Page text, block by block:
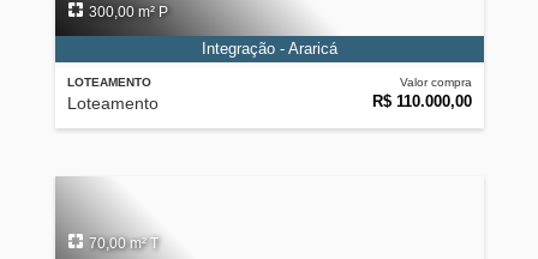
LOTEAMENTO
Loteamento
Valor compra
R$ 110.000,00
300,00 m² P
Integração - Araricá
70,00 m² T